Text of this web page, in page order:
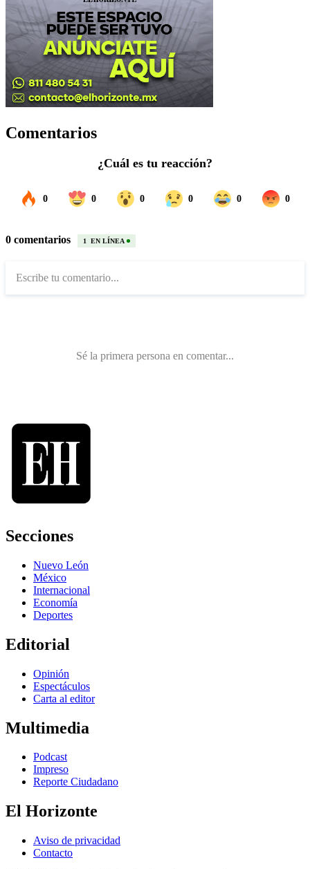
Comentarios
Secciones
Nuevo León
México
Internacional
Economía
Deportes
Editorial
Opinión
Espectáculos
Carta al editor
Multimedia
Podcast
Impreso
Reporte Ciudadano
El Horizonte
Aviso de privacidad
Contacto